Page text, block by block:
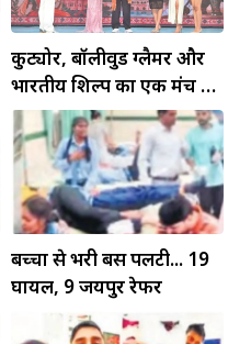
कुट्योर, बॉलीवुड ग्लैमर और
भारतीय शिल्प का एक मंच पर
जलवा
बच्चों से भरी बस पलटी... 19
घायल, 9 जयपुर रेफर